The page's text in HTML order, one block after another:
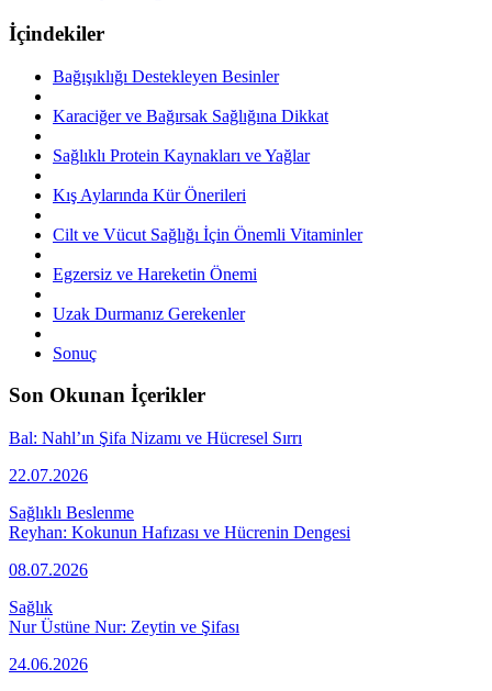
İçindekiler
Bağışıklığı Destekleyen Besinler
Karaciğer ve Bağırsak Sağlığına Dikkat
Sağlıklı Protein Kaynakları ve Yağlar
Kış Aylarında Kür Önerileri
Cilt ve Vücut Sağlığı İçin Önemli Vitaminler
Egzersiz ve Hareketin Önemi
Uzak Durmanız Gerekenler
Sonuç
Son Okunan İçerikler
Bal: Nahl’ın Şifa Nizamı ve Hücresel Sırrı
22.07.2026
Sağlıklı Beslenme
Reyhan: Kokunun Hafızası ve Hücrenin Dengesi
08.07.2026
Sağlık
Nur Üstüne Nur: Zeytin ve Şifası
24.06.2026